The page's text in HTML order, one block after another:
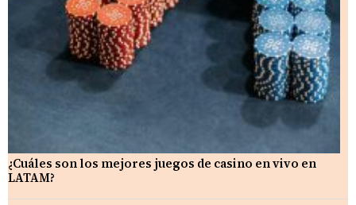
¿Cuáles son los mejores juegos de casino en vivo en
LATAM?